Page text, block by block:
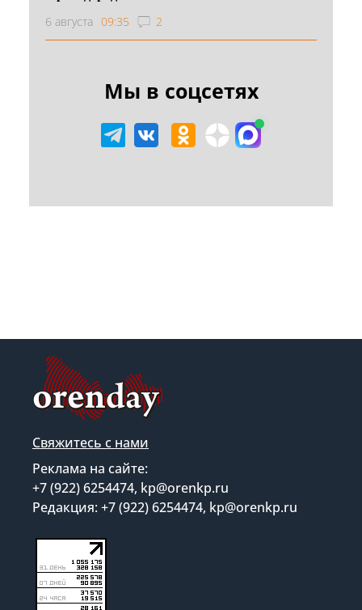
6 августа 09:35 2
Мы в соцсетях
Свяжитесь с нами
Реклама на сайте:
+7 (922) 6254474, kp@orenkp.ru
Редакция: +7 (922) 6254474, kp@orenkp.ru